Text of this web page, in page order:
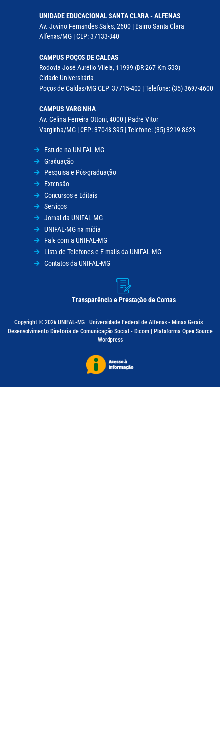
UNIDADE EDUCACIONAL SANTA CLARA - ALFENAS
Av. Jovino Fernandes Sales, 2600 | Bairro Santa Clara
Alfenas/MG | CEP: 37133-840
CAMPUS POÇOS DE CALDAS
Rodovia José Aurélio Vilela, 11999 (BR 267 Km 533)
Cidade Universitária
Poços de Caldas/MG CEP: 37715-400 | Telefone: (35) 3697-4600
CAMPUS VARGINHA
Av. Celina Ferreira Ottoni, 4000 | Padre Vitor
Varginha/MG | CEP: 37048-395 | Telefone: (35) 3219 8628
Estude na UNIFAL-MG
Graduação
Pesquisa e Pós-graduação
Extensão
Concursos e Editais
Serviços
Jornal da UNIFAL-MG
UNIFAL-MG na mídia
Fale com a UNIFAL-MG
Lista de Telefones e E-mails da UNIFAL-MG
Contatos da UNIFAL-MG
Transparência e Prestação de Contas
Copyright © 2026 UNIFAL-MG | Universidade Federal de Alfenas - Minas Gerais |
Desenvolvimento Diretoria de Comunicação Social - Dicom | Plataforma Open Source
Wordpress